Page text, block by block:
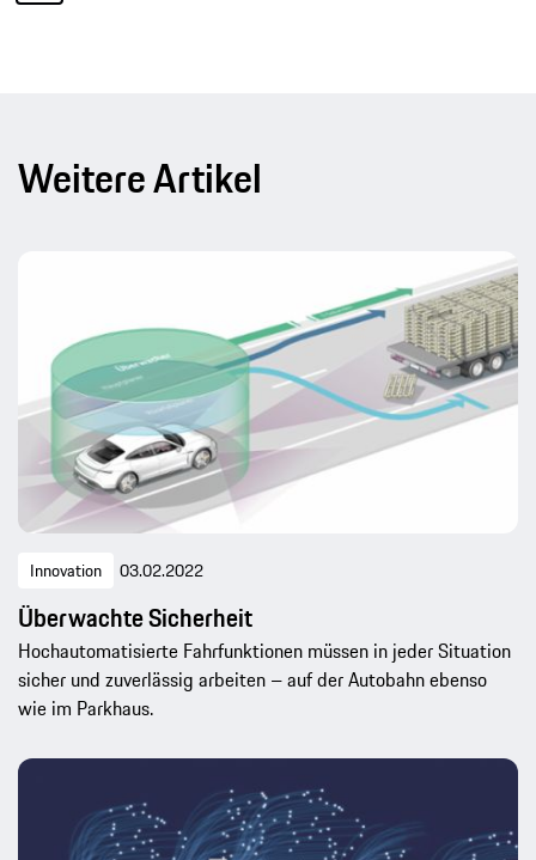
Weitere Artikel
Innovation 03.02.2022
Überwachte Sicherheit
Hochautomatisierte Fahrfunktionen müssen in jeder Situation
sicher und zuverlässig arbeiten – auf der Autobahn ebenso
wie im Parkhaus.